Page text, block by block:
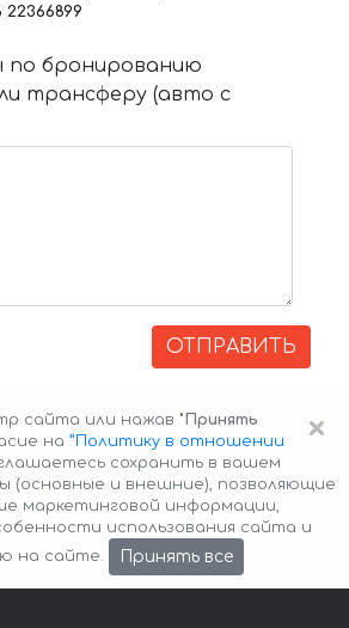
22366899
по бронированию
трансферу (авто с
ОТПРАВИТЬ
© 2026 Авто-Аренда Cookie Policy
×
сайта или нажав "Принять
на ”Политику в отношении
сохранить в вашем
(основные и внешние), позволяющие
маркетинговой информации,
использования сайта и
на сайте.
Принять все